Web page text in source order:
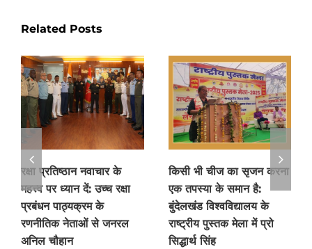
Related Posts
रक्षा प्रतिष्ठान नवाचार के
महत्त्व पर ध्यान दें: उच्च रक्षा
प्रबंधन पाठ्यक्रम के
रणनीतिक नेताओं से जनरल
अनिल चौहान
किसी भी चीज का सृजन करना
एक तपस्या के समान है:
बुंदेलखंड विश्वविद्यालय के
राष्ट्रीय पुस्तक मेला में प्रो
सिद्धार्थ सिंह